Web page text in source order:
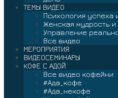
ТЕМЫ ВИДЕО
Психология успеха
Женская мудрость
Управление
Все видео
МЕРОПРИЯТИЯ
ВИДЕОСЕМИНАРЫ
КОФЕ С АДОЙ
Все видео кофейни
#Ада_кофе
#Ада_некофе